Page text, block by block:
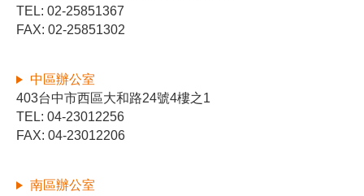
TEL: 02-25851367
FAX: 02-25851302
中區辦公室
403台中市西區大和路24號4樓之1
TEL: 04-23012256
FAX: 04-23012206
南區辦公室